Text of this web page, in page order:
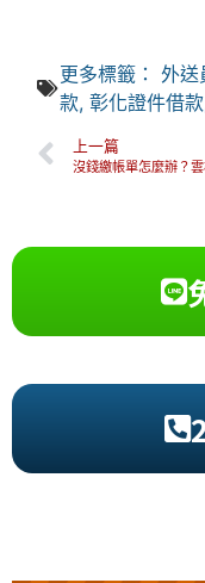
更多標籤： 外送
款,彰化證件借款
上一篇